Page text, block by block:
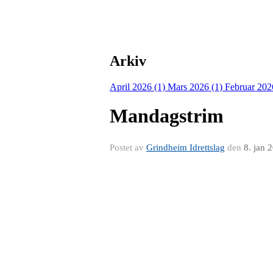
Arkiv
April 2026 (1) Mars 2026 (1) Februar
Mandagstrim
Postet av Grindheim Idrettslag den 8. jan